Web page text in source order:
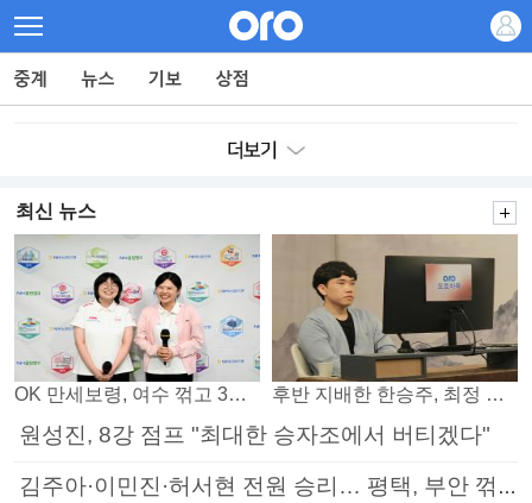
최신 뉴스
OK 만세보령, 여수 꺾고 3연패 탈출 후반 지배한 한승주, 최정 꺾고 8강 진출
원성진, 8강 점프 "최대한 승자조에서 버티겠다"
김주아·이민진·허서현 전원 승리… 평택, 부안 꺾고 5연승